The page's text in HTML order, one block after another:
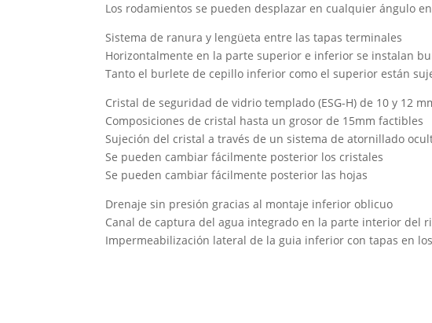
Los rodamientos se pueden desplazar en cualquier ángulo
Sistema de ranura y lengüeta entre las tapas terminales
Horizontalmente en la parte superior e inferior se instalan
Tanto el burlete de cepillo inferior como el superior están
Cristal de seguridad de vidrio templado (ESG-H) de 10 y 12
Composiciones de cristal hasta un grosor de 15mm factibles
Sujeción del cristal a través de un sistema de atornillado
Se pueden cambiar fácilmente posterior los cristales
Se pueden cambiar fácilmente posterior las hojas
Drenaje sin presión gracias al montaje inferior oblicuo
Canal de captura del agua integrado en la parte interior del
Impermeabilización lateral de la guia inferior con tapas en